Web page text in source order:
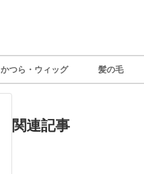
かつら・ウィッグ 髪の毛
関連記事